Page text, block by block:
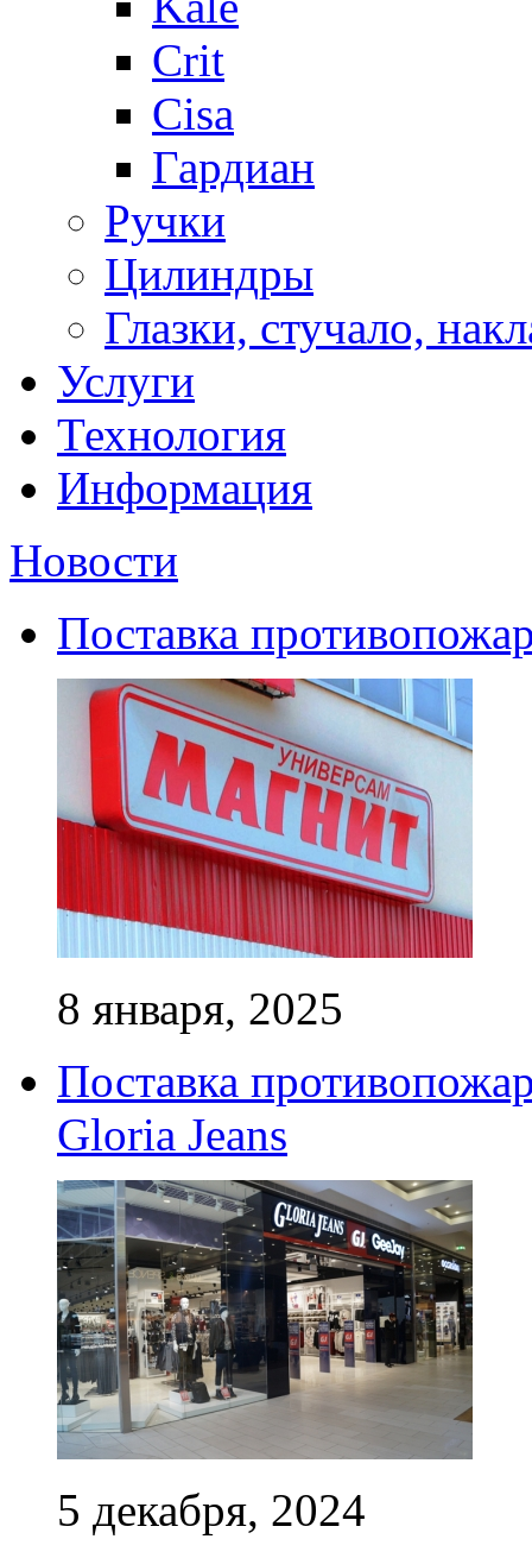
Crit
Cisa
Гардиан
Ручки
Цилиндры
Глазки, стучало,
Услуги
Технология
Информация
Новости
Поставка
8 января, 2025
Поставка
Gloria Jeans
5 декабря, 2024